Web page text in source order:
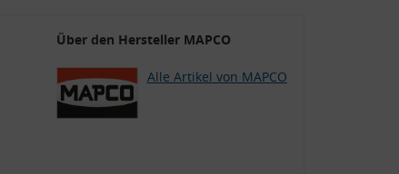
Über den Hersteller MAPCO
Alle Artikel von MAPCO